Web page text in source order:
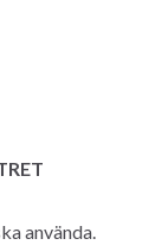
använda.